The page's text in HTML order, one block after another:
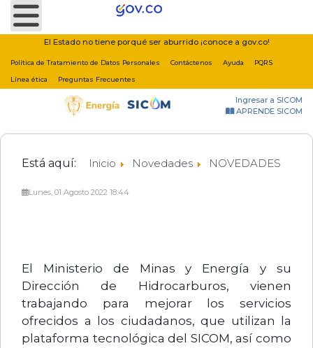
Nota:
este
web
incluye
un
accesibilidad.
El Estado no tiene porqué ser aburrido ¡conoce a gov.co!
Política de Tratamiento de Datos Personales Contáctenos Ayuda PQRS
Línea ética Preguntas Frecuentes
Ingresar a SICOM
APRENDE SICOM
Está aquí: Inicio Novedades NOVEDADES
Lunes, 01 Agosto 2022 18:44
El Ministerio de Minas y Energía y su
Dirección de Hidrocarburos, vienen
trabajando para mejorar los servicios
ofrecidos a los ciudadanos, que utilizan la
plataforma tecnológica del SICOM, así como